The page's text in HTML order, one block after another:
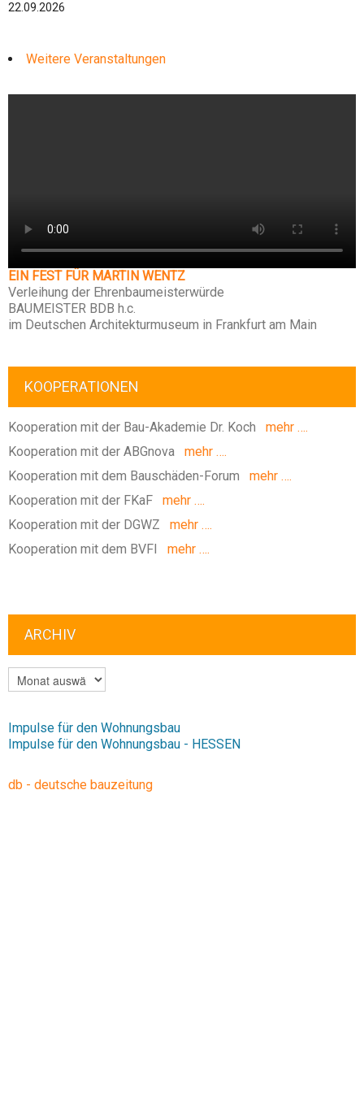
22.09.2026
Weitere Veranstaltungen
EIN FEST FÜR MARTIN WENTZ
Verleihung der Ehrenbaumeisterwürde
BAUMEISTER BDB h.c.
im Deutschen Architekturmuseum in Frankfurt am Main
KOOPERATIONEN
Kooperation mit der Bau-Akademie Dr. Koch mehr ….
Kooperation mit der ABGnova mehr ….
Kooperation mit dem Bauschäden-Forum mehr ….
Kooperation mit der FKaF mehr ….
Kooperation mit der DGWZ mehr ….
Kooperation mit dem BVFI
mehr ….
ARCHIV
ARCHIV
Impulse für den Wohnungsbau
Impulse für den Wohnungsbau - HESSEN
db - deutsche bauzeitung